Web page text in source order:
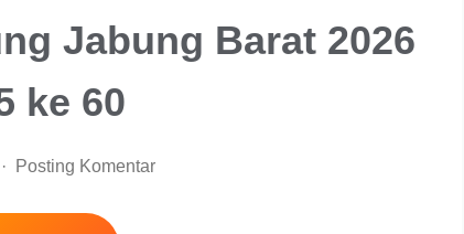
Jabung Barat 2026
ke 60
Posting Komentar